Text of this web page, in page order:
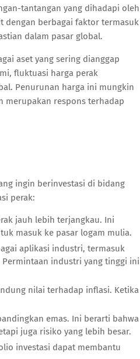
tantangan yang dihadapi oleh
dengan berbagai faktor termasuk
dalam pasar global.
aset yang sering dianggap
fluktuasi harga perak
Penurunan harga ini mungkin
merupakan respons terhadap
ingin berinvestasi di bidang
perak:
jauh lebih terjangkau. Ini
masuk ke pasar logam mulia.
aplikasi industri, termasuk
industri yang tinggi ini
nilai terhadap inflasi. Ketika
emas. Ini berarti bahwa
juga risiko yang lebih besar.
investasi dapat membantu